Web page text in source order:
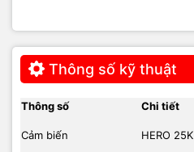
Thông số kỹ thuật
Thông số Chi tiết
Cảm biến HERO 25K